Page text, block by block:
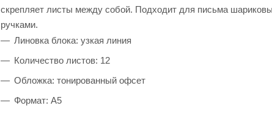
скрепляет листы между собой. Подходит для письма
ручками.
Линовка блока: узкая линия
Количество листов: 12
Обложка: тонированный офсет
Формат: А5